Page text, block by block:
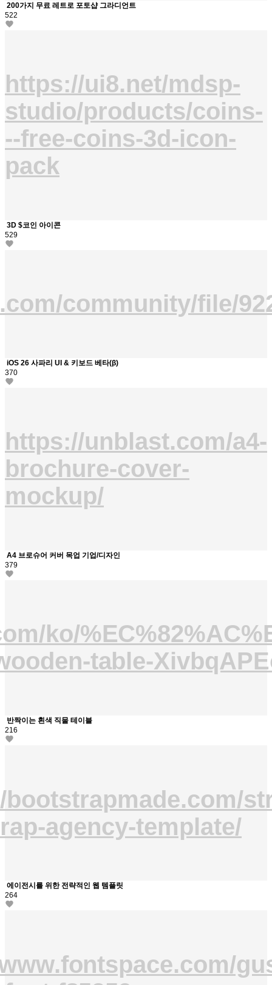
200가지 무료 레트로 포토샵 그라디언트
522
https://ui8.net/mdsp-
studio/products/coins-
--free-coins-3d-icon-
pack
3D $코인 아이콘
529
community/file/
iOS 26 사파리 UI & 키보드 베타(β)
370
https://unblast.com/a4-
brochure-cover-
mockup/
A4 브로슈어 커버 목업 기업/디자인
379
ko/
table-
반짝이는 흰색 직물 테이블
216
agency-template/
에이전시를 위한 전략적인 웹 템플릿
264